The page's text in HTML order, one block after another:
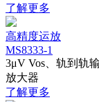
了解更多
高精度运放
MS8333-1
3μV Vos、轨到轨
放大器
了解更多